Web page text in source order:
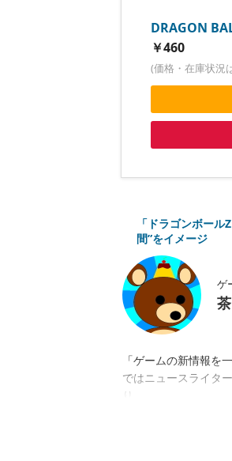
DRAGON
￥460
(価格・在庫状況
「ドラゴンボー
間”をイメージ
ゲ
「ゲームの新情報を
ではニュースライタ
り。